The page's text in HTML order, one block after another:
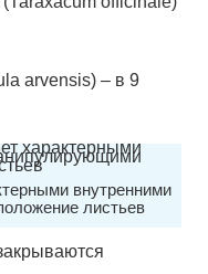
аrvеnsis) – в 9
внутренними
листьев